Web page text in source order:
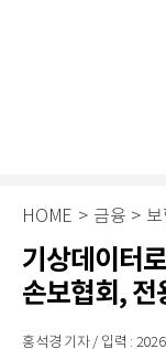
HOME > 금융 > 보
기상데이터
손보협회, 전
홍석경 기자 / 입력 :